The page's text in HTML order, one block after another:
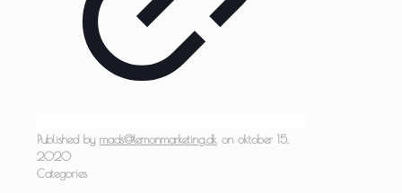
Published by mads@lemonmarketing.dk on oktober 15,
2020
Categories